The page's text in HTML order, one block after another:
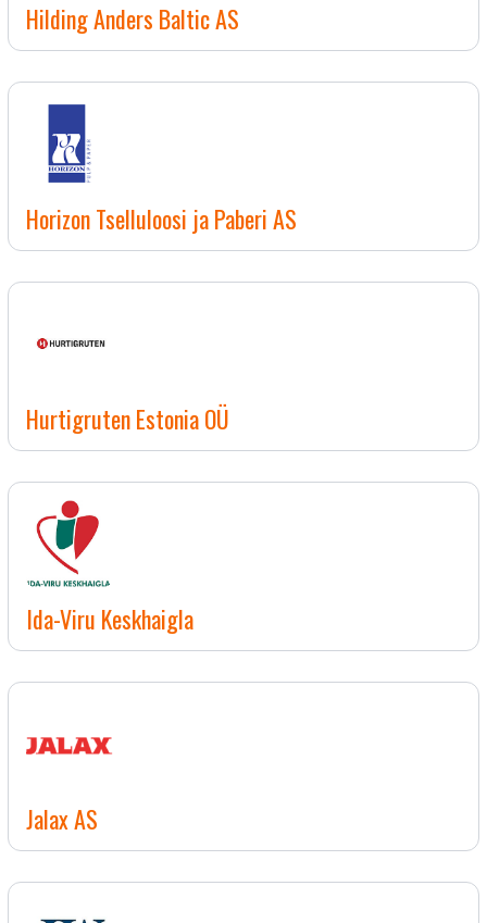
Hilding Anders Baltic AS
Horizon Tselluloosi ja Paberi AS
Hurtigruten Estonia OÜ
Ida-Viru Keskhaigla
Jalax AS